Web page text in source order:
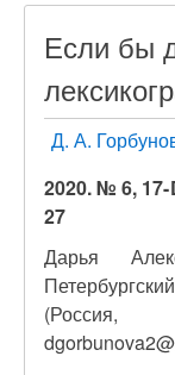
Если бы
Д. А.
2020. № 6, 17-
27
Дарья